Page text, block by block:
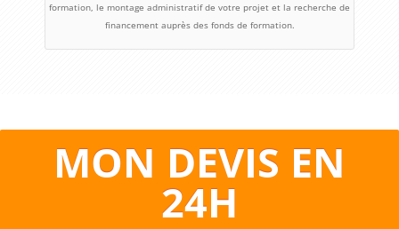
formation, le montage administratif de votre projet et la recherche de
financement auprès des fonds de formation.
MON DEVIS EN
24H